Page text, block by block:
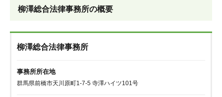
柳澤総合法律事務所の概要
柳澤総合法律事務所
事務所所在地
群馬県前橋市天川原町1-7-5 寺澤ハイツ101号